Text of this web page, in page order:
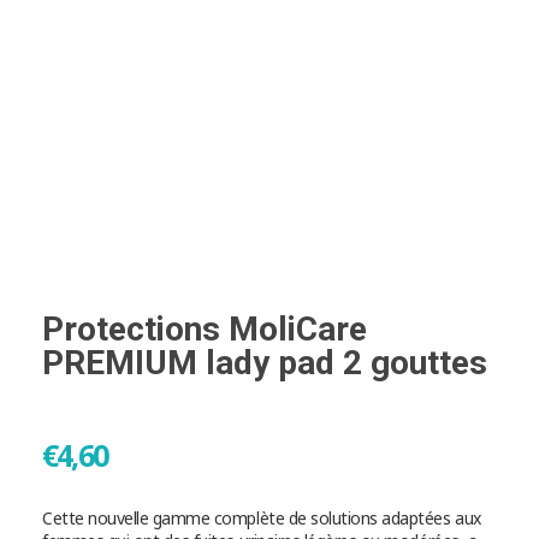
Protections MoliCare
PREMIUM lady pad 2 gouttes
€4,60
Cette nouvelle gamme complète de solutions adaptées aux